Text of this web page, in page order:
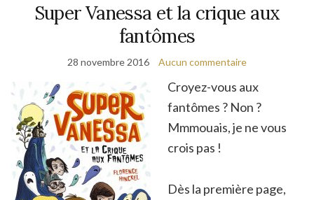
Super Vanessa et la crique aux
fantômes
28 novembre 2016 Aucun commentaire
Croyez-vous aux
fantômes ? Non ?
Mmmouais, je ne vous
crois pas !
Dès la première page,